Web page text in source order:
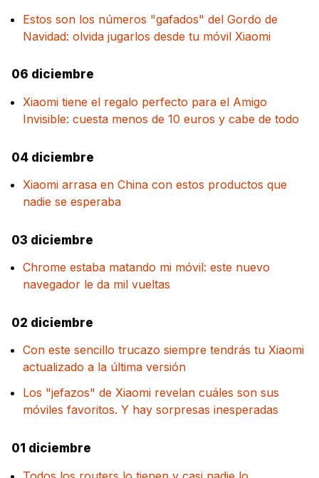
Estos son los números "gafados" del Gordo de
Navidad: olvida jugarlos desde tu móvil Xiaomi
06 diciembre
Xiaomi tiene el regalo perfecto para el Amigo
Invisible: cuesta menos de 10 euros y cabe de todo
04 diciembre
Xiaomi arrasa en China con estos productos que
nadie se esperaba
03 diciembre
Chrome estaba matando mi móvil: este nuevo
navegador le da mil vueltas
02 diciembre
Con este sencillo trucazo siempre tendrás tu Xiaomi
actualizado a la última versión
Los "jefazos" de Xiaomi revelan cuáles son sus
móviles favoritos. Y hay sorpresas inesperadas
01 diciembre